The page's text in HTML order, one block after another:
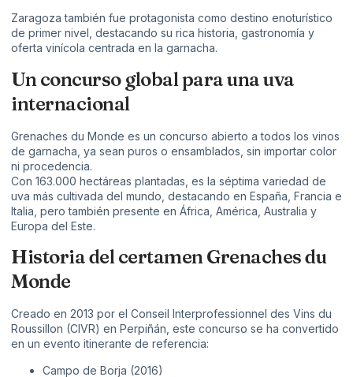
Zaragoza también fue protagonista como destino enoturístico
de primer nivel, destacando su rica historia, gastronomía y
oferta vinícola centrada en la garnacha.
Un concurso global para una uva
internacional
Grenaches du Monde es un concurso abierto a todos los vinos
de garnacha, ya sean puros o ensamblados, sin importar color
ni procedencia.
Con 163.000 hectáreas plantadas, es la séptima variedad de
uva más cultivada del mundo, destacando en España, Francia e
Italia, pero también presente en África, América, Australia y
Europa del Este.
Historia del certamen Grenaches du
Monde
Creado en 2013 por el Conseil Interprofessionnel des Vins du
Roussillon (CIVR) en Perpiñán, este concurso se ha convertido
en un evento itinerante de referencia:
Campo de Borja (2016)